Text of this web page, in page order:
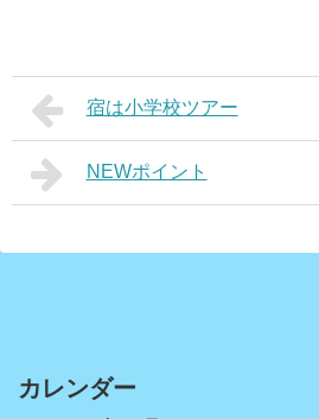
宿は小学校ツアー
NEWポイント
カレンダー